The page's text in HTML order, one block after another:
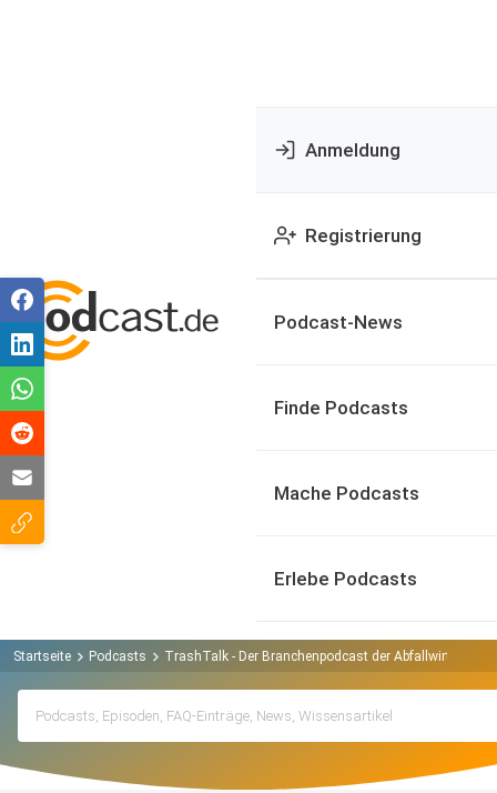
Anmeldung
Registrierung
Podcast-News
Finde Podcasts
Mache Podcasts
Erlebe Podcasts
Startseite Podcasts TrashTalk - Der Branchenpodcast der Abfallwirtschaft